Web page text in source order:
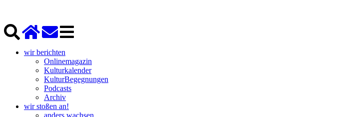
wir berichten
Onlinemagazin
Kulturkalender
KulturBegegnungen
Podcasts
Archiv
wir stoßen an!
anders wachsen